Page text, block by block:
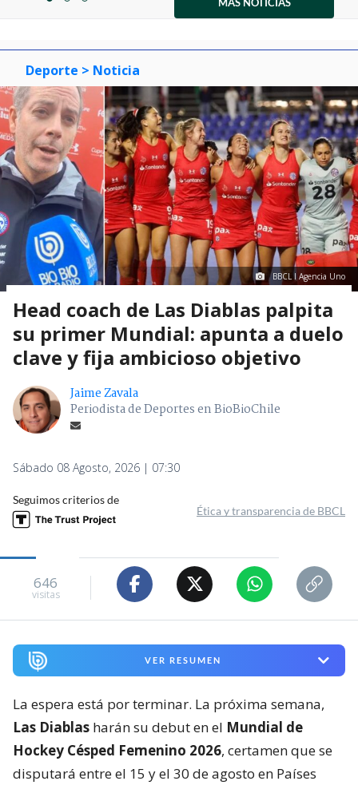
itemitemitem
Deporte > Noticia
BBCL I Agencia Uno
Head coach de Las Diablas palpita
su primer Mundial: apunta a duelo
clave y fija ambicioso objetivo
Jaime Zavala
Periodista de Deportes en BioBioChile
Sábado 08 Agosto, 2026 | 07:30
Seguimos criterios de
Ética y transparencia de BBCL
646
visitas
VER RESUMEN
La espera está por terminar. La próxima semana,
Las Diablas harán su debut en el Mundial de
Hockey Césped Femenino 2026, certamen que se
disputará entre el 15 y el 30 de agosto en Países